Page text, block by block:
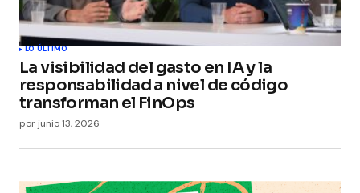
Submit Comment
LO ÚLTIMO
La visibilidad del gasto en IA y la
responsabilidad a nivel de código
transforman el FinOps
por junio 13, 2026